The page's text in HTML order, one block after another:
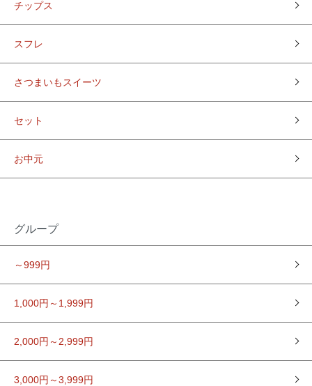
チップス
スフレ
さつまいもスイーツ
セット
お中元
グループ
～999円
1,000円～1,999円
2,000円～2,999円
3,000円～3,999円